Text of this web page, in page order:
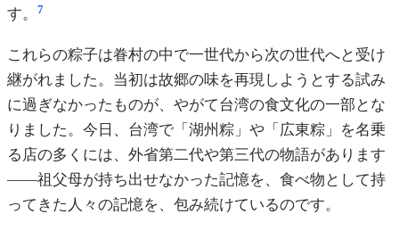
す。
7
これらの粽子は眷村の中で一世代から次の世代へと受け
継がれました。当初は故郷の味を再現しようとする試み
に過ぎなかったものが、やがて台湾の食文化の一部とな
りました。今日、台湾で「湖州粽」や「広東粽」を名乗
る店の多くには、外省第二代や第三代の物語があります
——祖父母が持ち出せなかった記憶を、食べ物として持
ってきた人々の記憶を、包み続けているのです。